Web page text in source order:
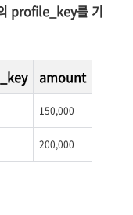
profile_key를 기
amount
150,000
200,000